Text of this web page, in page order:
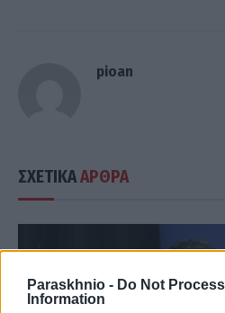
Paraskhnio - Do Not
Information
pioan
ΣΧΕΤΙΚΑΑΡΘΡΑ